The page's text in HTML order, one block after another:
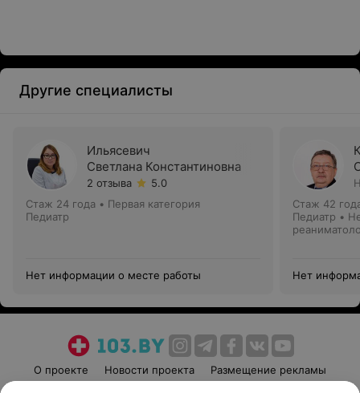
Другие специалисты
Ильясевич
Светлана Константиновна
2 отзыва
5.0
Стаж 24 года • Первая категория
Педиатр
Нет информации о месте работы
Стаж 42
Педиатр •
Нет
О проекте Новости проекта
Размещение рекламы